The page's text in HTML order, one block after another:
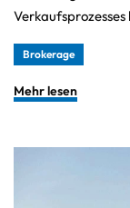
Brokerage
Mehr lesen